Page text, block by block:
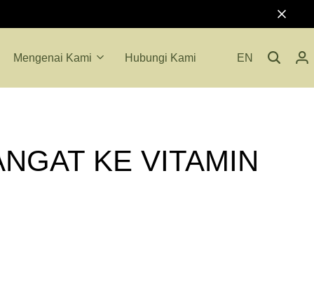
Mengenai Kami Hubungi Kami EN
KE VITAMIN